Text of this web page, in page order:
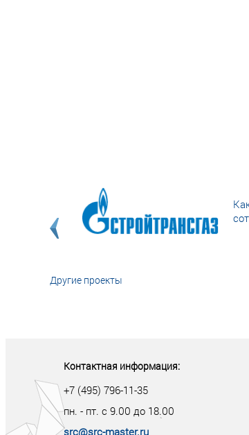
Другие проекты
Контактная информация:
+7 (495) 796-11-35
пн. - пт. с 9.00 до 18.00
src@src-master.ru